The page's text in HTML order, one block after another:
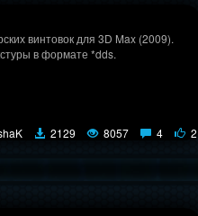
винтовок для 3D Max (2009).
в формате *dds.
2129 8057 4 2